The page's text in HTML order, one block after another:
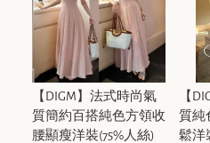
【DIGM】法式時尚氣
質簡約百搭純色方領收
腰顯瘦洋裝(75%人絲)
【
質純
鬆洋